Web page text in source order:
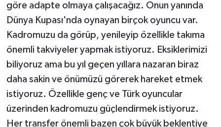
göre adapte olmaya çalışacağız. Onun yanında
Dünya Kupası'nda oynayan birçok oyuncu var.
Kadromuzu da görüp, yenileyip özellikle takıma
önemli takviyeler yapmak istiyoruz. Eksiklerimizi
biliyoruz ama bu yıl geçen yıllara nazaran biraz
daha sakin ve önümüzü görerek hareket etmek
istiyoruz. Özellikle genç ve Türk oyuncular
üzerinden kadromuzu güçlendirmek istiyoruz.
Her transfer önemli bazen çok büyük beklentiye